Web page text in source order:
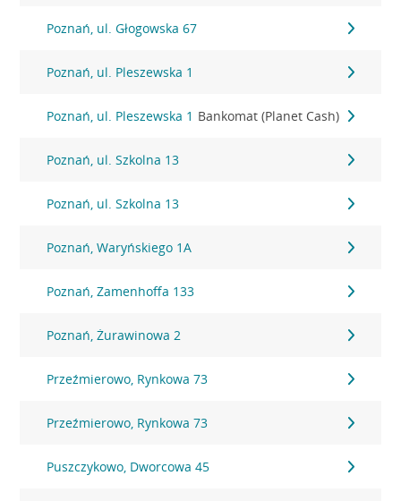
Poznań, ul. Głogowska 67
Poznań, ul. Pleszewska 1
Poznań, ul. Pleszewska 1 Bankomat (Planet Cash)
Poznań, ul. Szkolna 13
Poznań, ul. Szkolna 13
Poznań, Waryńskiego 1A
Poznań, Zamenhoffa 133
Poznań, Żurawinowa 2
Przeźmierowo, Rynkowa 73
Przeźmierowo, Rynkowa 73
Puszczykowo, Dworcowa 45